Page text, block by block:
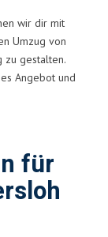
wir dir mit
Umzug von
zu gestalten.
Angebot und
für